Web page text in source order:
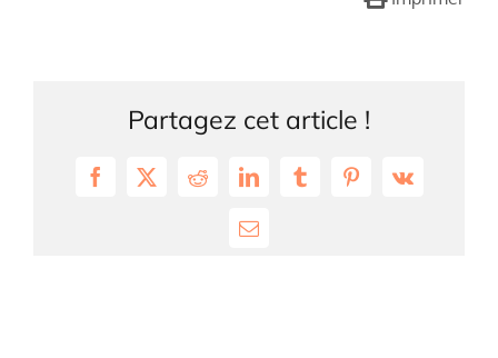
Partagez cet article !
Facebook
X RedditLinkedInTumblrPinterest
Vk
Email